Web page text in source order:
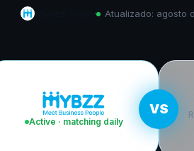
Mybzz Team · Atualizado: agosto
Active · matching daily
VS